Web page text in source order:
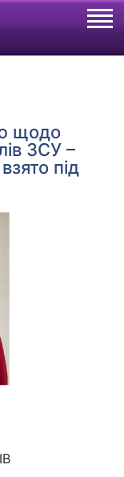
щодо
ЗСУ –
під